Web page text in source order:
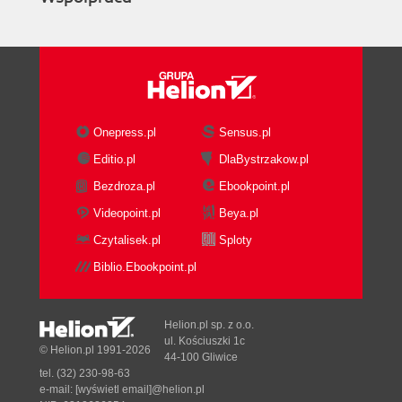
Proces wiązania, mapowania i wczytywania
Wczytywanie CLR (188)
Statyczne wczytywanie podzespołów (189)
Dynamiczne wczytywanie podzespołów (191)
Przekazywanie typów (195)
Generowanie obrazów natywnych (NGen) (197)
Zarządzanie buforem (ngen.exe) (198)
Wady i zalety (201)
Lektura uzupełniająca (202)
Część II Podstawowe biblioteki .NET Framework
(203)
Rozdział 5. Najważniejsze typy .NET (205)
Onepress.pl
Sensus.pl
Editio.pl
DlaBystrzakow.pl
Bezdroza.pl
Ebookpoint.pl
Videopoint.pl
Beya.pl
Czytalisek.pl
Sploty
Biblio.Ebookpoint.pl
© Helion.pl 1991-2026
Helion.pl sp. z o.o.
ul. Kościuszki 1c
44-100 Gliwice
tel. (32) 230-98-63
e-mail: [wyświetl email]@helion.pl